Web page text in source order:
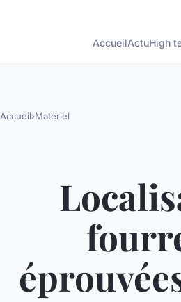
AccueilActuHigh
Accueil›Matériel